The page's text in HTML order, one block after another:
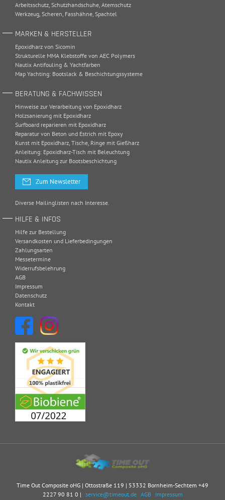
Arbeitsschutz Schutzhandschuhe Atemschutz
Werkzeug Scheren Fasshähne Spachtel
MARKEN & HERSTELLER
Epoxidharz von Sicomin
Strukturelle MMA Klebstoffe von AEC Polymers
Nautix Antifouling & Yachtfarben
Map Yachting: Bootslack & Beschichtungssysteme
BERATUNG & FACHWISSEN
Hinweise zur Verarbeitung von Epoxidharz
Holzsanierung mit Epoxidharz
Surfboard reparieren mit Epoxidharz
Reparatur von Beton und Estrich mit Epoxy
Kunst mit Epoxidharz, Tische, Ringe mit Gießharz
Anleitung: Epoxidharz-Tisch mit Beleuchtung
Nautix Anleitung zur Bootsbeschichtung
Zum Newsletter
Diverse Mailinglisten nach Interesse.
HILFE & INFOS
Hilfe zur Bestellung
Versandkosten und Lieferbedingungen
Zahlungsarten
Messetermine
Widerrufsbelehrung
AGB
Impressum
Datenschutz
Kontakt
Time Out Composite oHG | Ottostraße 119 | 53332 Bornheim-Sechtem +49
2227 90 81 0 | service@timeout.de AGB Impressum